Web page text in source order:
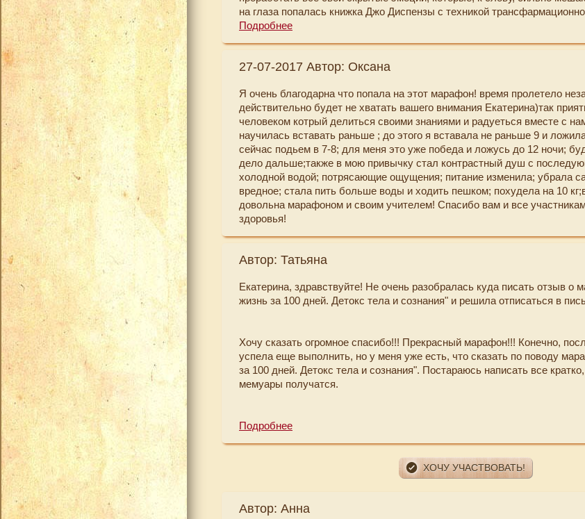
на глаза попалась книжка Джо Диспензы с техникой
неделю практикуют её и чувствую крошечные, но положительные
не воодушевляет и не вдохновляет меня, на людей, с которыми давно
И, конечно, жить здесь и сейчас - то, на что направлено теперь моё
сих пор я упорно жила в непрерывном прошлом-будущем.
Поскольку здоровое питание, полноценный сон, раннее вставание,
моими бессменным спутниками и до марафона, то из еловых полезных
отметить: самомассаж лица через день, витамины, увеличение
проведённого на свежем воздухе.
Я не скажу, что за марафон моя жизнь кардинально изменилась. Но
отношение к ней, я многое пересмотрела и наметила план, что сделать
изменения себя.
Спасибо Екатерине за насыщенную программу марафона и четкую
материала! Очень много знаний, которые не пройдут мимо меня.
Подробнее
27-07-2017 Автор: Оксана
Я очень благодарна что попала на этот марафон! время пролетело
действительно будет не хватать вашего внимания Екатерина)так
человеком котрый делиться своими знаниями и радуеться вместе с
научилась вставать раньше ; до этого я вставала не раньше 9 и
сейчас подьем в 7-8; для меня это уже победа и ложусь до 12 ночи;
дело дальше;также в мою привычку стал контрастный душ с
холодной водой; потрясающие ощущения; питание изменила; убрала
вредное; стала пить больше воды и ходить пешком; похудела на 10
довольна марафоном и своим учителем! Спасибо вам и все
здоровья!
Автор: Татьяна
Екатерина, здравствуйте! Не очень разобралась куда писать отзыв о
жизнь за 100 дней. Детокс тела и сознания" и решила отписаться в
Хочу сказать огромное спасибо!!! Прекрасный марафон!!! Конечно,
успела еще выполнить, но у меня уже есть, что сказать по поводу
за 100 дней. Детокс тела и сознания". Постараюсь написать все
мемуары получатся.
Когда в мою жизнь вошли марафоны и выполнения различных техник,
времени для практик, как для духовных, так и физических. Хоть у
дел, я ДАЖЕ перестала опаздывать на работу. Я все успеваю!!!! По
ложиться до 22.00, но обычно получается до 23.00). Еще, к йоге по
Подробнее
Автор: Анна